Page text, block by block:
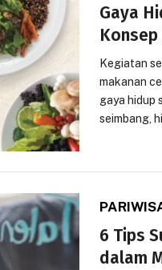
Gaya
Kegiatan
makanan
gaya hidup
seimbang,
6 Tips
dalam